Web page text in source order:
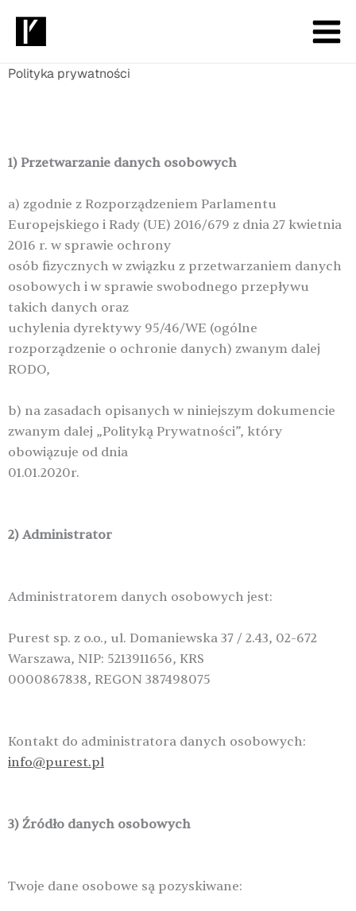
treści
Polityka prywatności
1) Przetwarzanie danych osobowych
a) zgodnie z Rozporządzeniem Parlamentu
Europejskiego i Rady (UE) 2016/679 z dnia 27 kwietnia
2016 r. w sprawie ochrony
osób fizycznych w związku z przetwarzaniem danych
osobowych i w sprawie swobodnego przepływu
takich danych oraz
uchylenia dyrektywy 95/46/WE (ogólne
rozporządzenie o ochronie danych) zwanym dalej
RODO,
b) na zasadach opisanych w niniejszym dokumencie
zwanym dalej „Polityką Prywatności”, który
obowiązuje od dnia
01.01.2020r.
2) Administrator
Administratorem danych osobowych jest:
Purest sp. z o.o., ul. Domaniewska 37 / 2.43, 02-672
Warszawa, NIP: 5213911656, KRS
0000867838, REGON 387498075
Kontakt do administratora danych osobowych:
info@purest.pl
3) Źródło danych osobowych
Twoje dane osobowe są pozyskiwane: